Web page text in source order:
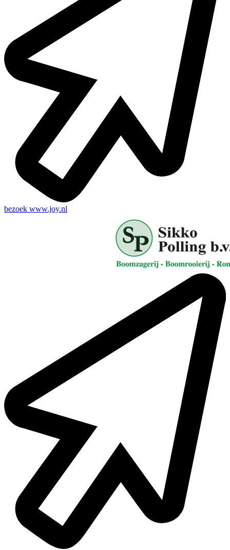
bezoek www.joy.nl